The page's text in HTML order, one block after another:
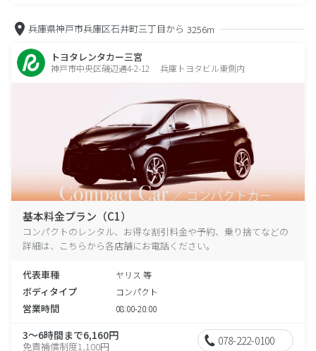
兵庫県神戸市兵庫区石井町三丁目から 3256m
トヨタレンタカー三宮
神戸市中央区磯辺通4-2-12 兵庫トヨタビル東側内
基本料金プラン（C1）
コンパクトのレンタル、お得な割引料金や予約、乗り捨てなどの
詳細は、こちらから各店舗にお電話ください。
代表車種 ヤリス 等
ボディタイプ コンパクト
営業時間 08:00-20:00
3～6時間まで6,160円
免責補償制度1,100円 078-222-0100